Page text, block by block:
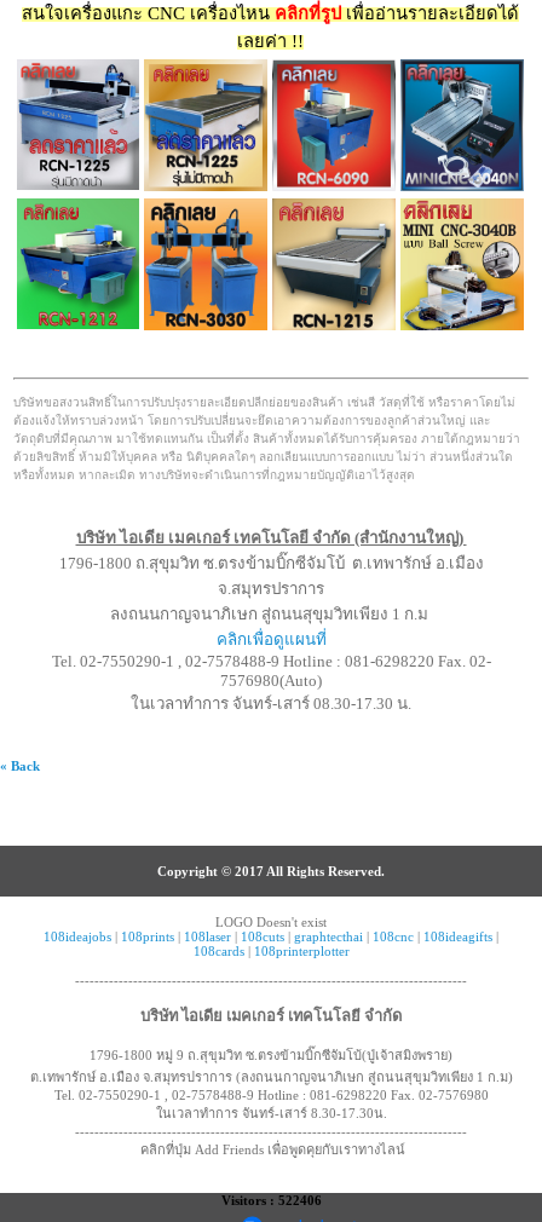
สนใจเครื่องแกะ CNC เครื่องไหนคลิกที่รูปเพื่ออ่านรายละเอียดได้
เลยค่า !!
บริษัทขอสงวนสิทธิ์ในการปรับปรุงรายละเอียดปลีกย่อยของสินค้า เช่นสี วัสดุที่ใช้ หรือราคาโดยไม่
ต้องแจ้งให้ทราบล่วงหน้า โดยการปรับเปลี่ยนจะยึดเอาความต้องการของลูกค้าส่วนใหญ่ และ
วัตถุดิบที่มีคุณภาพ มาใช้ทดแทนกัน เป็นที่ตั้ง สินค้าทั้งหมดได้รับการคุ้มครอง ภายใต้กฎหมายว่า
ด้วยลิขสิทธิ์ ห้ามมิให้บุคคล หรือ นิติบุคคลใดๆ ลอกเลียนแบบการออกแบบ ไม่ว่า ส่วนหนึ่งส่วนใด
หรือทั้งหมด หากละเมิด ทางบริษัทจะดำเนินการที่กฎหมายบัญญัติเอาไว้สูงสุด
บริษัท ไอเดีย เมคเกอร์ เทคโนโลยี จำกัด (สำนักงานใหญ่)
1796-1800 ถ.สุขุมวิท ซ.ตรงข้ามบิ๊กซีจัมโบ้ ต.เทพารักษ์ อ.เมือง
จ.สมุทรปราการ
ลงถนนกาญจนาภิเษก สู่ถนนสุขุมวิทเพียง 1 ก.ม
คลิกเพื่อดูแผนที่
Tel. 02-7550290-1 , 02-7578488-9 Hotline : 081-6298220 Fax. 02-
7576980(Auto)
ในเวลาทำการ จันทร์-เสาร์ 08.30-17.30 น.
« Back
Copyright © 2017 All Rights Reserved.
LOGO Doesn't exist
108ideajobs | 108prints | 108laser | 108cuts | graphtecthai | 108cnc | 108ideagifts |
108cards| 108printerplotter
---------------------------------------------------------------------------------
บริษัท ไอเดีย เมคเกอร์ เทคโนโลยี จำกัด
1796-1800 หมู่ 9 ถ.สุขุมวิท ซ.ตรงข้ามบิ๊กซีจัมโบ้(ปู่เจ้าสมิงพราย)
ต.เทพารักษ์ อ.เมือง จ.สมุทรปราการ (ลงถนนกาญจนาภิเษก สู่ถนนสุขุมวิทเพียง 1 ก.ม)
Tel. 02-7550290-1 , 02-7578488-9 Hotline : 081-6298220 Fax. 02-7576980
ในเวลาทำการ จันทร์-เสาร์ 8.30-17.30น.
---------------------------------------------------------------------------------
คลิกที่ปุ่ม Add Friends เพื่อพูดคุยกับเราทางไลน์
Visitors : 522406